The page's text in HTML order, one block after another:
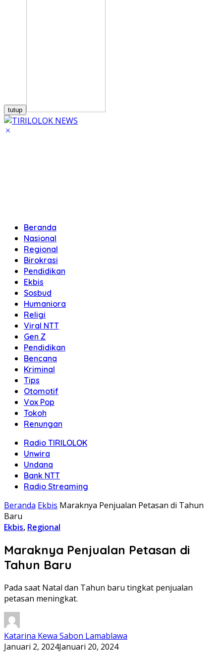
tutup
Beranda
Nasional
Regional
Birokrasi
Pendidikan
Ekbis
Sosbud
Humaniora
Religi
Viral NTT
Gen Z
Pendidikan
Bencana
Kriminal
Tips
Otomotif
Vox Pop
Tokoh
Renungan
Radio TIRILOLOK
Unwira
Undana
Bank NTT
Radio Streaming
Beranda Ekbis Maraknya Penjualan Petasan di Tahun
Baru
Ekbis, Regional
Maraknya Penjualan Petasan di
Tahun Baru
Pada saat Natal dan Tahun baru tingkat penjualan
petasan meningkat.
Katarina Kewa Sabon Lamablawa
Januari 2, 2024Januari 20, 2024